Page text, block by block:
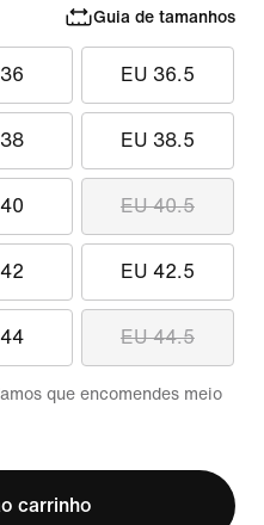
Guia de tamanhos
EU 36.5
EU 38.5
EU 40.5
EU 42.5
EU 44.5
que encomendes meio
carrinho